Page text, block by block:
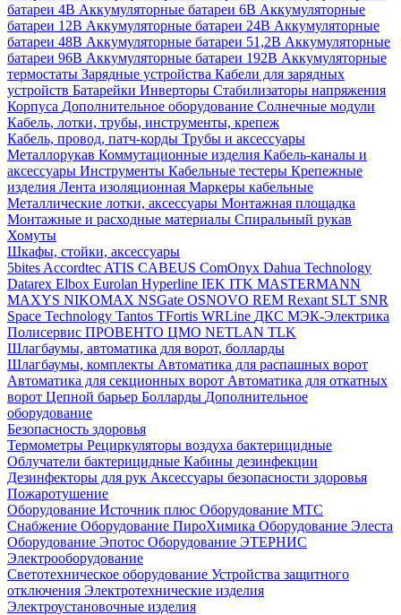
батареи 4В Аккумуляторные батареи 6В Аккумуляторные
батареи 12В Аккумуляторные батареи 24В Аккумуляторные
батареи 48В Аккумуляторные батареи 51,2В Аккумуляторные
батареи 96В Аккумуляторные батареи 192В Аккумуляторные
термостаты Зарядные устройства Кабели для зарядных
устройств Батарейки Инверторы Стабилизаторы напряжения
Корпуса Дополнительное оборудование Солнечные модули
Кабель, лотки, трубы, инструменты, крепеж
Кабель, провод, патч-корды Трубы и аксессуары
Металлорукав Коммутационные изделия Кабель-каналы и
аксессуары Инструменты Кабельные тестеры Крепежные
изделия Лента изоляционная Маркеры кабельные
Металлические лотки, аксессуары Монтажная площадка
Монтажные и расходные материалы Спиральный рукав
Хомуты
Шкафы, стойки, аксессуары
5bites Accordtec ATIS CABEUS ComOnyx Dahua Technology
Datarex Elbox Eurolan Hyperline IEK ITK MASTERMANN
MAXYS NIKOMAX NSGate OSNOVO REM Rexant SLT SNR
Space Technology Tantos TFortis WRLine ДКС МЭК-Электрика
Полисервис ПРОВЕНТО ЦМО NETLAN TLK
Шлагбаумы, автоматика для ворот, болларды
Шлагбаумы, комплекты Автоматика для распашных ворот
Автоматика для секционных ворот Автоматика для откатных
ворот Цепной барьер Болларды Дополнительное
оборудование
Безопасность здоровья
Термометры Рециркуляторы воздуха бактерицидные
Облучатели бактерицидные Кабины дезинфекции
Дезинфекторы для рук Аксессуары безопасности здоровья
Пожаротушение
Оборудование Источник плюс Оборудование МТС
Снабжение Оборудование ПироХимика Оборудование Элеста
Оборудование Эпотос Оборудование ЭТЕРНИС
Электрооборудование
Светотехническое оборудование Устройства защитного
отключения Электротехнические изделия
Электроустановочные изделия